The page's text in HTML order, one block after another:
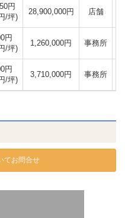
円
/坪)
28,900,000円 店舗
円
/坪)
1,260,000円 事務所
円
/坪)
3,710,000円 事務所
てお問合せ